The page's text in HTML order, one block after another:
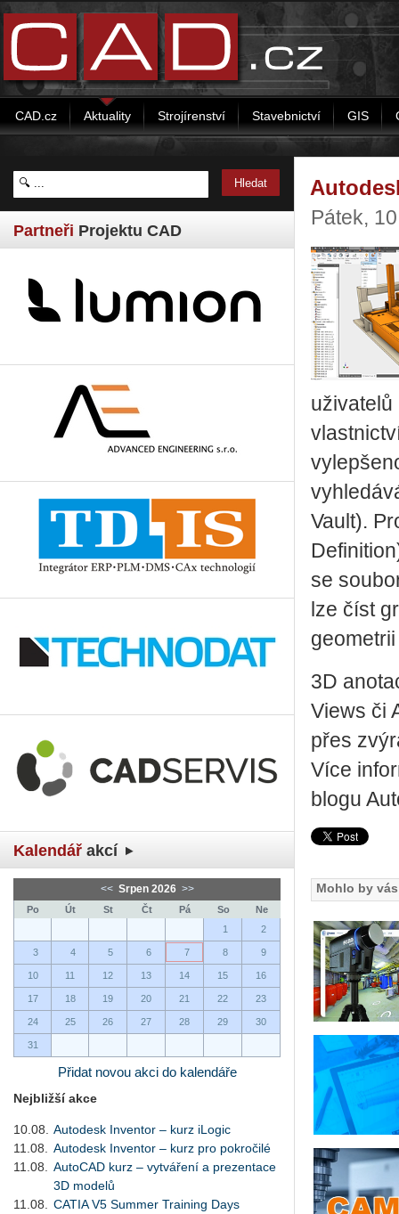
CAD.cz Aktuality Strojírenství Stavebnictví GIS
Partneři Projektu CAD
Kalendář akcí
<< Srpen 2026 >>
Po Út St Čt Pá So
Ne
1
2
3 4 5 6 7 8 9
10 11 12 13 14 15 16
17 18 19 20 21 22 23
24 25 26 27 28 29 30
31
Přidat novou akci do kalendáře
Nejbližší akce
10.08.
Autodesk Inventor – kurz iLogic
11.08.
Autodesk Inventor – kurz pro pokročilé
11.08.
AutoCAD kurz – vytváření a prezentace
3D modelů
11.08.
CATIA V5 Summer Training Days
Pátek,
Vault).
se
lze číst
3D
Views či
přes
Více
blogu
Mohlo by